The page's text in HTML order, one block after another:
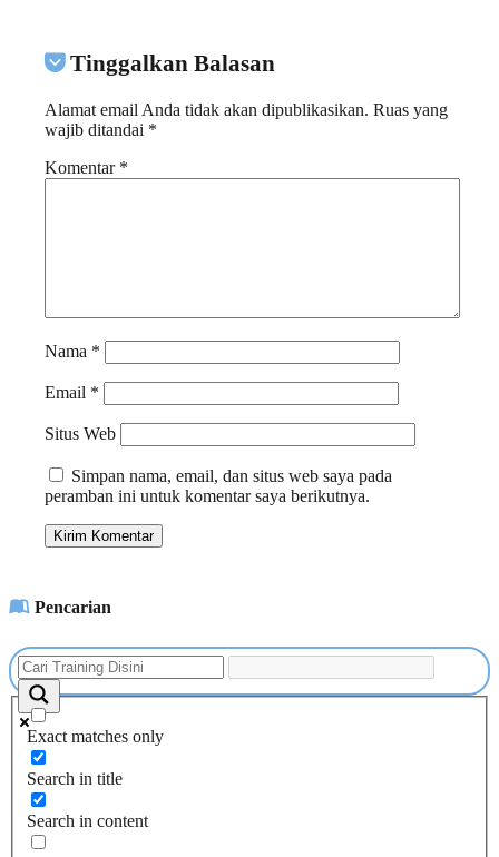
Tinggalkan Balasan
Alamat email Anda tidak akan dipublikasikan. Ruas yang
wajib ditandai *
Komentar *
Nama *
Email *
Situs Web
Simpan nama, email, dan situs web saya pada
peramban ini untuk komentar saya berikutnya.
Pencarian
Exact matches only
Search in title
Search in content